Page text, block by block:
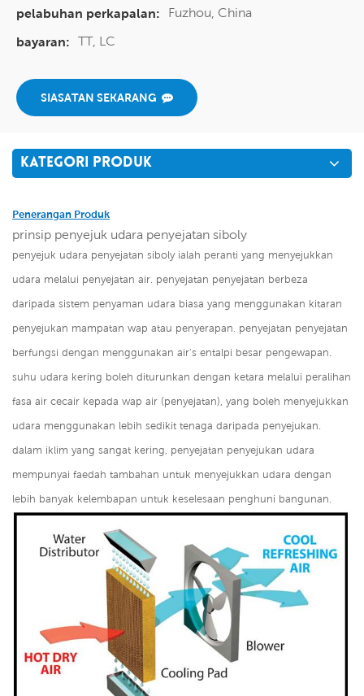
pelabuhan perkapalan:
Fuzhou, China
bayaran: TT, LC
SIASATAN SEKARANG
KATEGORI PRODUK
Penerangan Produk
prinsip penyejuk udara penyejatan siboly
penyejuk udara penyejatan siboly ialah peranti yang menyejukkan
udara melalui penyejatan air. penyejatan penyejatan berbeza
daripada sistem penyaman udara biasa yang menggunakan kitaran
penyejukan mampatan wap atau penyerapan. penyejatan penyejatan
berfungsi dengan menggunakan air's entalpi besar pengewapan.
suhu udara kering boleh diturunkan dengan ketara melalui peralihan
fasa air cecair kepada wap air (penyejatan), yang boleh menyejukkan
udara menggunakan lebih sedikit tenaga daripada penyejukan.
dalam iklim yang sangat kering, penyejatan penyejukan udara
mempunyai faedah tambahan untuk menyejukkan udara dengan
lebih banyak kelembapan untuk keselesaan penghuni bangunan.